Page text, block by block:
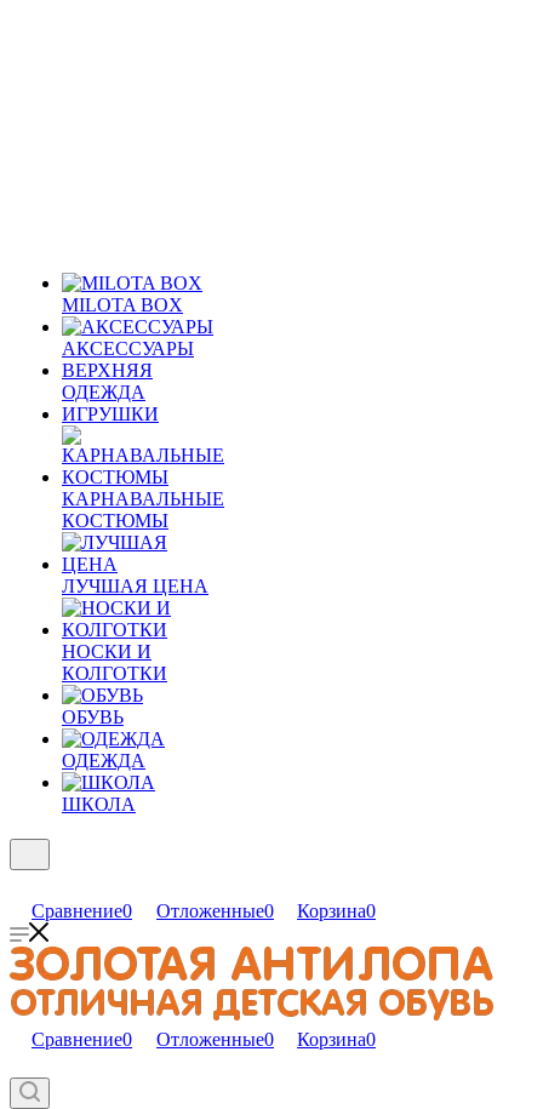
MILOTA BOX
АКСЕССУАРЫ
ВЕРХНЯЯ
ОДЕЖДА
ИГРУШКИ
КАРНАВАЛЬНЫЕ
КОСТЮМЫ
ЛУЧШАЯ ЦЕНА
НОСКИ И
КОЛГОТКИ
ОБУВЬ
ОДЕЖДА
ШКОЛА
Сравнение0 Отложенные0 Корзина0
Сравнение0 Отложенные0 Корзина0